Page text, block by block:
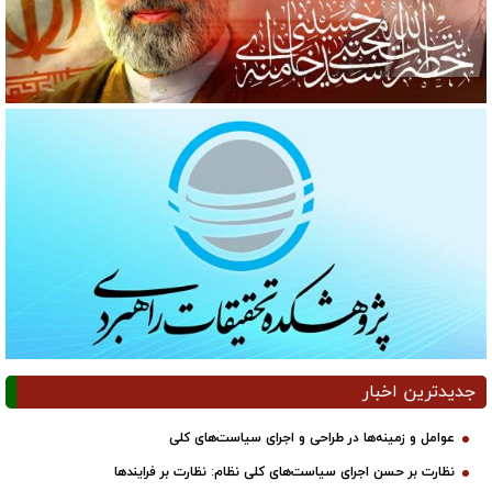
جدیدترین اخبار
عوامل و زمینه‌ها در طراحی و اجرای سیاست‌های کلی
نظارت بر حسن اجرای سیاست‌های کلی نظام: نظارت بر فرایندها